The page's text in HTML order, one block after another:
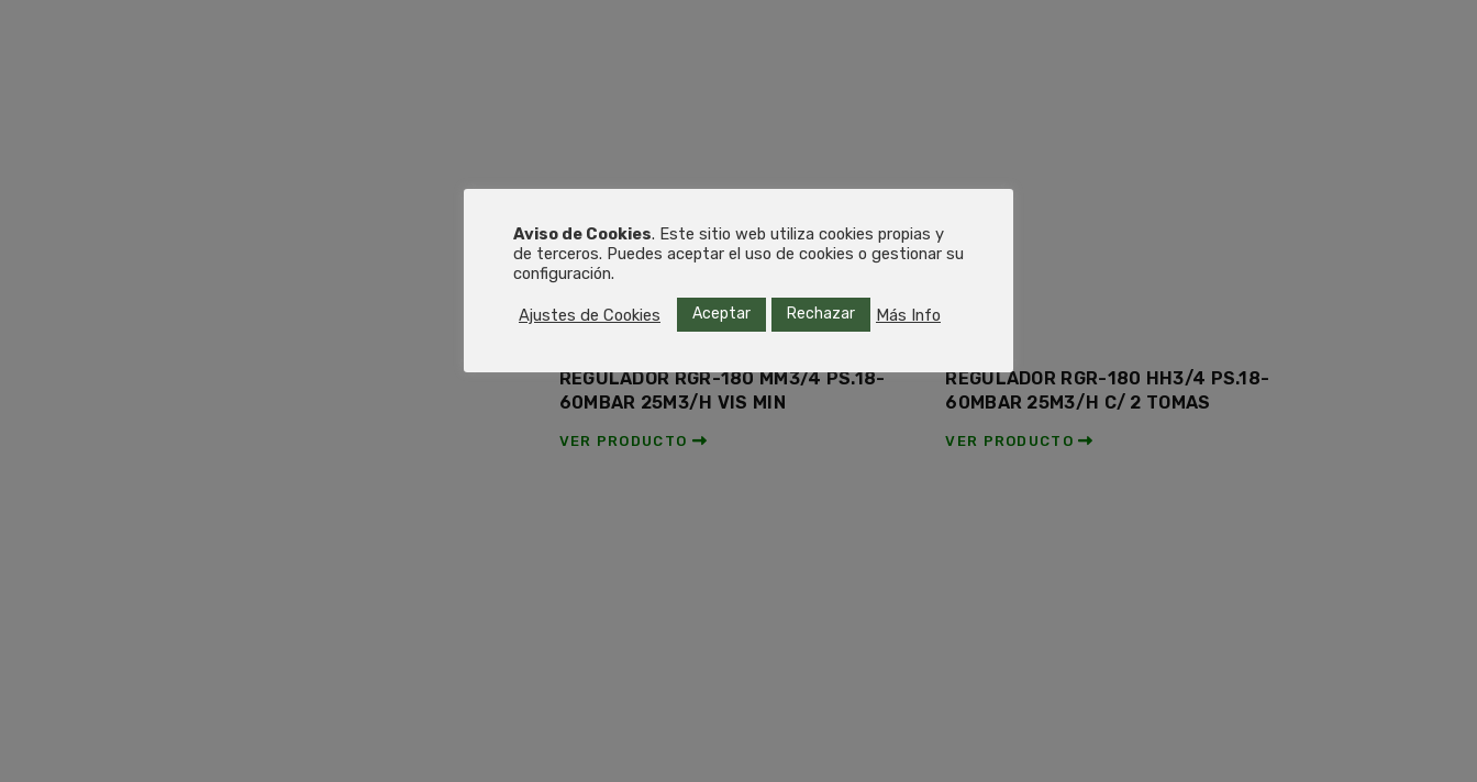
REGULADOR RGR-180 MM3/4 PS.18-
60MBAR 25M3/H VIS MIN
VER PRODUCTO
REGULADOR RGR-180 HH3/4 PS.18-
60MBAR 25M3/H C/ 2 TOMAS
VER PRODUCTO
Aviso de Cookies. Este sitio web utiliza cookies propias y
de terceros. Puedes aceptar el uso de cookies o gestionar su
configuración.
Ajustes de Cookies Aceptar Rechazar Más Info